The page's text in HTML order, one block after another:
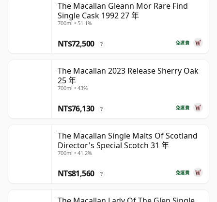
The Macallan Gleann Mor Rare Find
Single Cask 1992 27 年
700ml • 51.1%
免運費
NT$72,500 ?
The Macallan 2023 Release Sherry Oak
25 年
700ml • 43%
免運費
NT$76,130 ?
The Macallan Single Malts Of Scotland
Director's Special Scotch 31 年
700ml • 41.2%
免運費
NT$81,560 ?